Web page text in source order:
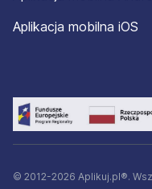
Aplikacja mobilna iOS
© 2012-2026 Aplikuj.pl®.